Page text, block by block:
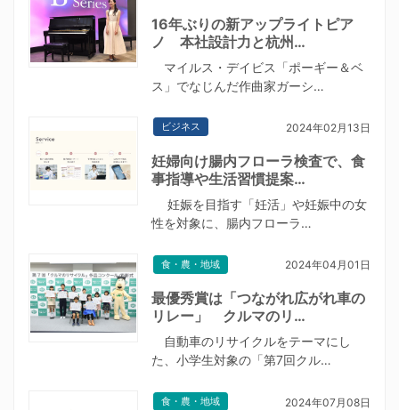
16年ぶりの新アップライトピア
ノ 本社設計力と杭州…
マイルス・デイビス「ポーギー＆ベ
ス」でなじんだ作曲家ガーシ…
ビジネス 2024年02月13日
妊婦向け腸内フローラ検査で、食
事指導や生活習慣提案…
妊娠を目指す「妊活」や妊娠中の女
性を対象に、腸内フローラ…
食・農・地域 2024年04月01日
最優秀賞は「つながれ広がれ車の
リレー」 クルマのリ…
自動車のリサイクルをテーマにし
た、小学生対象の「第7回クル…
食・農・地域 2024年07月08日